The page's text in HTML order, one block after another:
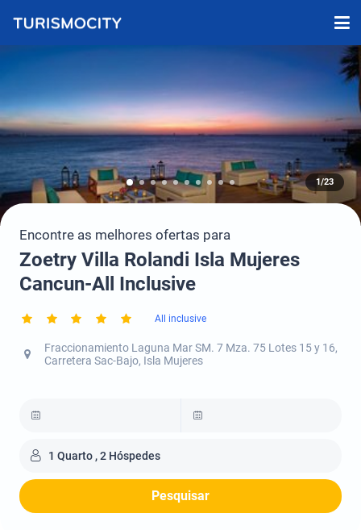
1/23
Encontre as melhores ofertas para
Zoetry Villa Rolandi Isla Mujeres
Cancun-All Inclusive
All inclusive
Fraccionamiento Laguna Mar SM. 7 Mza. 75 Lotes 15 y 16,
Carretera Sac-Bajo, Isla Mujeres
1 Quarto , 2 Hóspedes
Pesquisar